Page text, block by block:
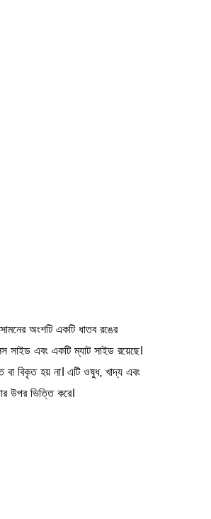
অংশটি একটি ধাতব রঙের
সাইড এবং একটি ম্যাট সাইড রয়েছে।
বা বিকৃত হয় না। এটি ওষুধ, খাদ্য এবং
উপর ভিত্তি করে।